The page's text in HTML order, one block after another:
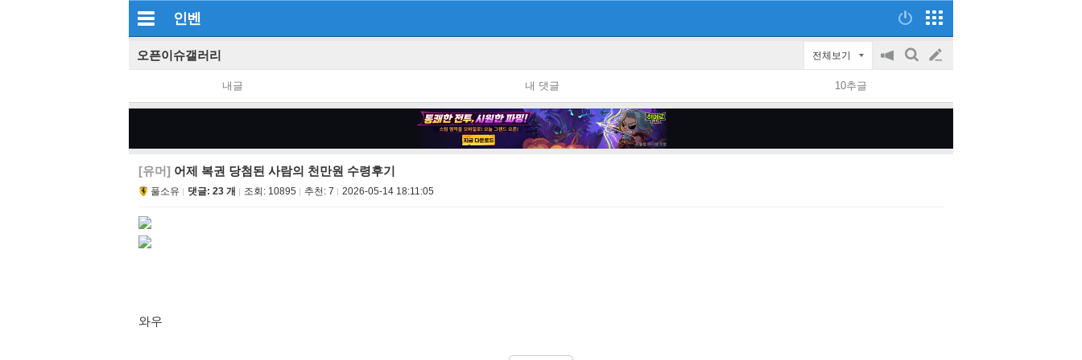
인벤
오픈이슈갤러리 전체보기
공
on/off
검
글
쓰
내글 내 댓글 10추글
[유머] 어제 복권 당첨된 사람의 천만원 수령후기
풀소유 댓글: 23 개 조회: 10895 추천: 7 2026-05-14 18:11:05
와우